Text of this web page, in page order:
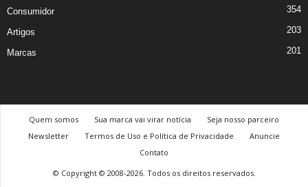
Consumidor 354
Artigos 203
Marcas 201
Quem somos Sua marca vai virar notícia
Seja nosso parceiro
Newsletter
Termos de Uso e Política de Privacidade
Anuncie
Contato
© Copyright © 2008-2026. Todos os direitos reservados.